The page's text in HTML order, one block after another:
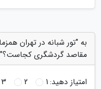
به "تور شبانه در تهران
مقاصد گردشگری کجاست؟"
امتیاز دهید:1
2
3